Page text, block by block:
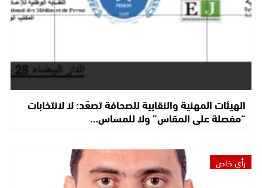
الهيئات المهنية والنقابية للصحافة تصعّد: لا لانتخابات
“مفصلة على المقاس” ولا للمساس…
رأي خاص